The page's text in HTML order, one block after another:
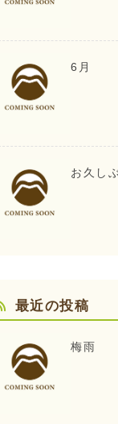
6月
お久し
最近の投稿
梅雨